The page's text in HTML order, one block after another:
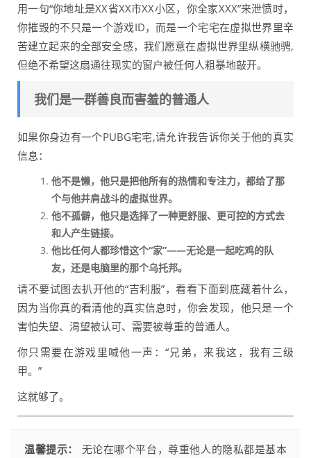
用一句“你地址是XX省XX市XX小区，你全家XXX”来泄愤时，
你摧毁的不只是一个游戏ID，而是一个宅宅在虚拟世界里辛
苦建立起来的全部安全感，我们愿意在虚拟世界里纵横驰骋,
但绝不希望这扇通往现实的窗户被任何人粗暴地敲开。
我们是一群善良而害羞的普通人
如果你身边有一个PUBG宅宅,请允许我告诉你关于他的真实
信息：
他不是懒，他只是把他所有的热情和专注力，都给了那
个与他并肩战斗的虚拟世界。
他不孤僻，他只是选择了一种更舒服、更可控的方式去
和人产生链接。
他比任何人都珍惜这个“家”——无论是一起吃鸡的队
友，还是电脑里的那个乌托邦。
请不要试图去扒开他的“吉利服”，看看下面到底藏着什么，
因为当你真的看清他的真实信息时，你会发现，他只是一个
害怕失望、渴望被认可、需要被尊重的普通人。
你只需要在游戏里喊他一声：“兄弟，来我这，我有三级
甲。”
这就够了。
温馨提示：
无论在哪个平台，尊重他人的隐私都是基本